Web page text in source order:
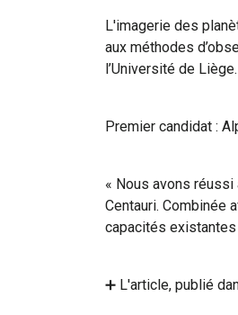
L'imagerie des
aux méthodes
l’Université de Liège.
Premier candidat :
« Nous avons
Centauri. Combinée
capacités
➕ L'article, publié